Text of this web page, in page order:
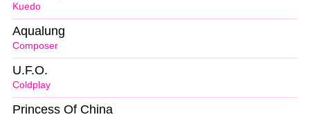
Kuedo
Composer
Aqualung
Coldplay
U.F.O.
Princess Of China